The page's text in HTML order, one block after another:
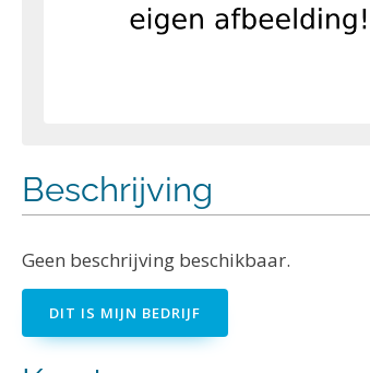
Beschrijving
Geen beschrijving beschikbaar.
DIT IS MIJN BEDRIJF